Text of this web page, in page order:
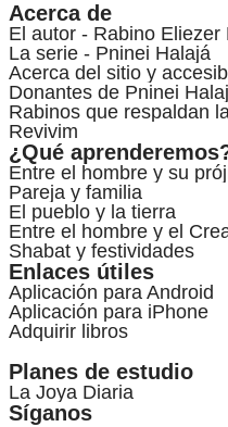
Acerca de
El autor - Rabino Eliezer
La serie - Pninei Halajá
Acerca del sitio y
Donantes de Pninei
Rabinos que respaldan
Revivim
¿Qué
Entre el hombre y su
Pareja y familia
El pueblo y la tierra
Entre el hombre y el
Shabat y festividades
Enlaces útiles
Aplicación para Android
Aplicación para iPhone
Adquirir libros
Planes de estudio
La Joya Diaria
Síganos